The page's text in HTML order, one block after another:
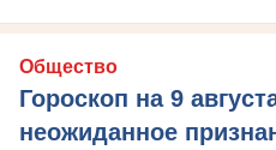
Общество
Гороскоп на 9
неожиданное